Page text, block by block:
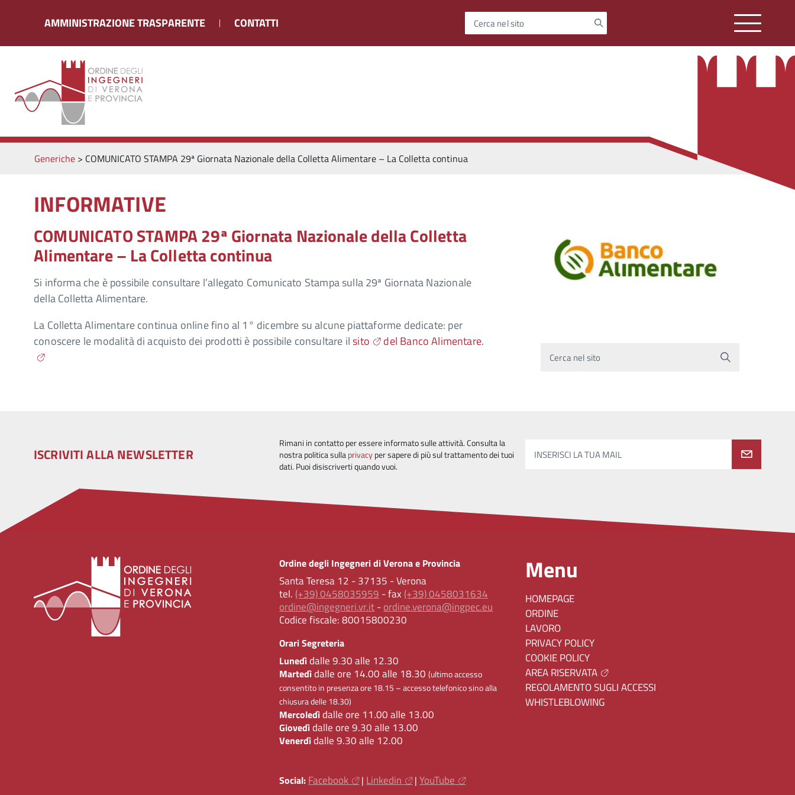
AMMINISTRAZIONE TRASPARENTE CONTATTI Cerca nel sito
Generiche> COMUNICATO STAMPA 29ª Giornata Nazionale della Colletta Alimentare – La Colletta continua
INFORMATIVE
COMUNICATO STAMPA 29ª Giornata Nazionale della Colletta
Alimentare – La Colletta continua
Si informa che è possibile consultare l’allegato Comunicato Stampa sulla 29ª Giornata Nazionale
della Colletta Alimentare.
La Colletta Alimentare continua online fino al 1° dicembre su alcune piattaforme dedicate: per
conoscere le modalità di acquisto dei prodotti è possibile consultare ilsito del Banco Alimentare.
Cerca nel sito
ISCRIVITI ALLA NEWSLETTER
Rimani in contatto per essere informato sulle attività. Consulta la
nostra politica sullaprivacyper sapere di più sul trattamento dei tuoi
dati. Puoi disiscriverti quando vuoi.
INSERISCI LA TUA MAIL
Ordine degli Ingegneri di Verona e Provincia
Santa Teresa 12 - 37135 - Verona
tel.(+39) 0458035959- fax(+39) 0458031634
ordine@ingegneri.vr.it-ordine.verona@ingpec.eu
Codice fiscale:80015800230
Orari Segreteria
Lunedìdalle 9.30 alle 12.30
Martedìdalle ore 14.00 alle 18.30(ultimo accesso
consentito in presenza ore 18.15 – accesso telefonico sino alla
chiusura delle 18.30)
Mercoledìdalle ore 11.00 alle 13.00
Giovedìdalle ore 9.30 alle 13.00
Venerdìdalle 9.30 alle 12.00
Social:Facebook | Linkedin |YouTube
Menu
HOMEPAGE
ORDINE
LAVORO
PRIVACY POLICY
COOKIE POLICY
AREA RISERVATA
REGOLAMENTO SUGLI ACCESSI
WHISTLEBLOWING